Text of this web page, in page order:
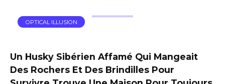
OPTICAL ILLUSION
Un Husky Sibérien Affamé Qui Mangeait
Des Rochers Et Des Brindilles Pour